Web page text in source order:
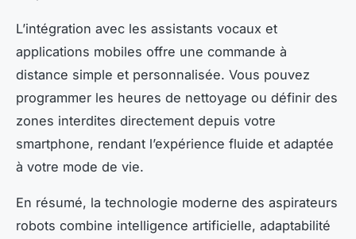
L’intégration avec les assistants vocaux et
applications mobiles offre une commande à
distance simple et personnalisée. Vous pouvez
programmer les heures de nettoyage ou définir des
zones interdites directement depuis votre
smartphone, rendant l’expérience fluide et adaptée
à votre mode de vie.
En résumé, la technologie moderne des aspirateurs
robots combine intelligence artificielle, adaptabilité